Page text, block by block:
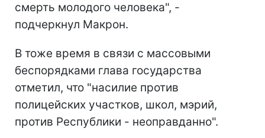
смерть молодого человека", -
подчеркнул Макрон.
В тоже время в связи с массовыми
беспорядками глава государства
отметил, что "насилие против
полицейских участков, школ, мэрий,
против Республики - неоправданно".